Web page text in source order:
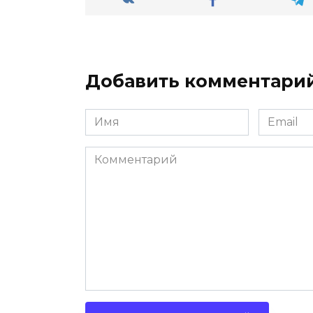
Добавить
Имя
*
Email
*
Комментарий